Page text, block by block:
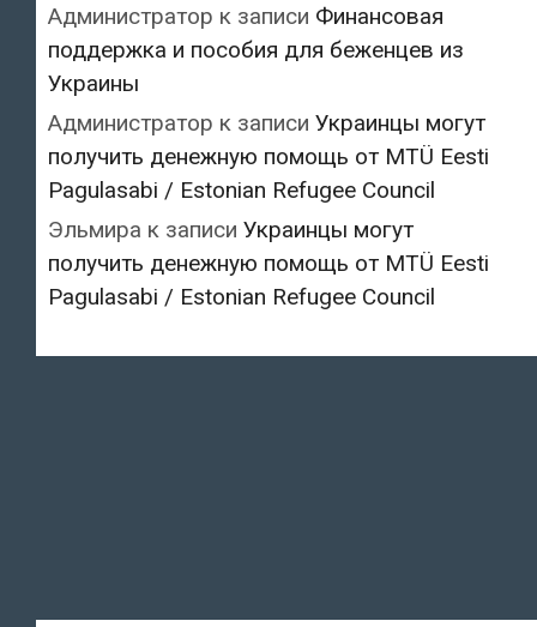
Администратор к записи Финансовая
поддержка и пособия для беженцев из
Украины
Администратор к записи Украинцы могут
получить денежную помощь от MTÜ Eesti
Pagulasabi / Estonian Refugee Council
Эльмира к записи Украинцы могут
получить денежную помощь от MTÜ Eesti
Pagulasabi / Estonian Refugee Council